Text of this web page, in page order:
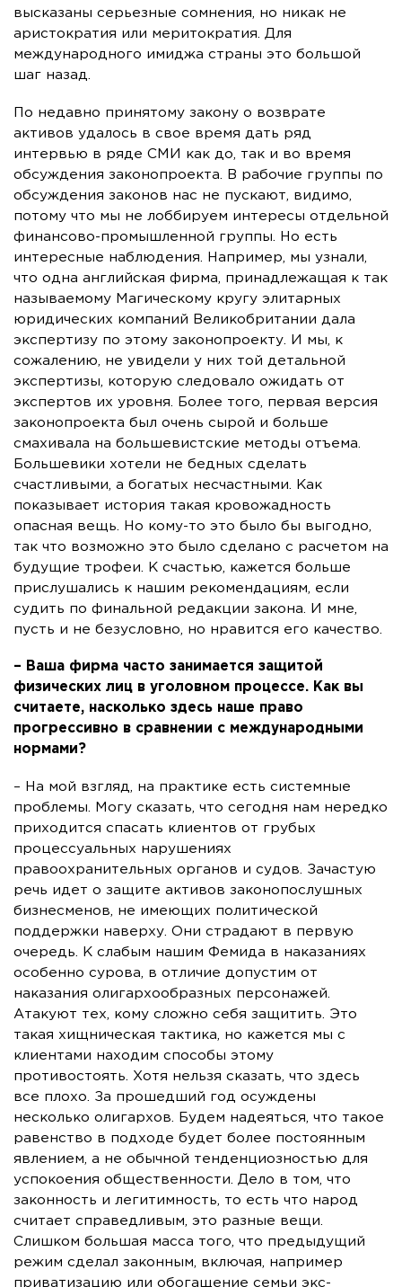
высказаны серьезные сомнения, но никак не
аристократия или меритократия. Для
международного имиджа страны это большой
шаг назад.
По недавно принятому закону о возврате
активов удалось в свое время дать ряд
интервью в ряде СМИ как до, так и во время
обсуждения законопроекта. В рабочие группы по
обсуждения законов нас не пускают, видимо,
потому что мы не лоббируем интересы отдельной
финансово-промышленной группы. Но есть
интересные наблюдения. Например, мы узнали,
что одна английская фирма, принадлежащая к так
называемому Магическому кругу элитарных
юридических компаний Великобритании дала
экспертизу по этому законопроекту. И мы, к
сожалению, не увидели у них той детальной
экспертизы, которую следовало ожидать от
экспертов их уровня. Более того, первая версия
законопроекта был очень сырой и больше
смахивала на большевистские методы отъема.
Большевики хотели не бедных сделать
счастливыми, а богатых несчастными. Как
показывает история такая кровожадность
опасная вещь. Но кому-то это было бы выгодно,
так что возможно это было сделано с расчетом на
будущие трофеи. К счастью, кажется больше
прислушались к нашим рекомендациям, если
судить по финальной редакции закона. И мне,
пусть и не безусловно, но нравится его качество.
– Ваша фирма часто занимается защитой
физических лиц в уголовном процессе. Как вы
считаете, насколько здесь наше право
прогрессивно в сравнении с международными
нормами?
– На мой взгляд, на практике есть системные
проблемы. Могу сказать, что сегодня нам нередко
приходится спасать клиентов от грубых
процессуальных нарушениях
правоохранительных органов и судов. Зачастую
речь идет о защите активов законопослушных
бизнесменов, не имеющих политической
поддержки наверху. Они страдают в первую
очередь. К слабым нашим Фемида в наказаниях
особенно сурова, в отличие допустим от
наказания олигархообразных персонажей.
Атакуют тех, кому сложно себя защитить. Это
такая хищническая тактика, но кажется мы с
клиентами находим способы этому
противостоять. Хотя нельзя сказать, что здесь
все плохо. За прошедший год осуждены
несколько олигархов. Будем надеяться, что такое
равенство в подходе будет более постоянным
явлением, а не обычной тенденциозностью для
успокоения общественности. Дело в том, что
законность и легитимность, то есть что народ
считает справедливым, это разные вещи.
Слишком большая масса того, что предыдущий
режим сделал законным, включая, например
приватизацию или обогащение семьи экс-